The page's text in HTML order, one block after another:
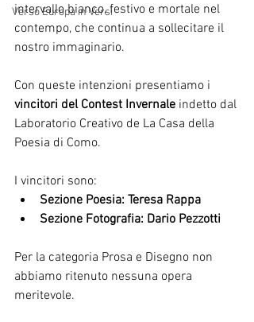
Verso Europa in Versi
intervallo bianco, festivo e mortale nel
contempo, che continua a sollecitare il
nostro immaginario.
Con queste intenzioni presentiamo i
vincitori del Contest Invernale indetto dal
Laboratorio Creativo de La Casa della
Poesia di Como.
I vincitori sono:
Sezione Poesia: Teresa Rappa
Sezione Fotografia: Dario Pezzotti
Per la categoria Prosa e Disegno non
abbiamo ritenuto nessuna opera
meritevole.